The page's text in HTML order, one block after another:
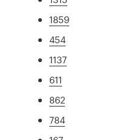
1859
454
1137
611
862
784